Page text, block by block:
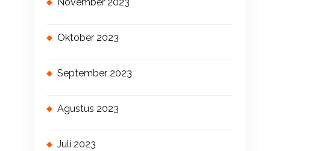
Oktober 2023
September 2023
Agustus 2023
Juli 2023